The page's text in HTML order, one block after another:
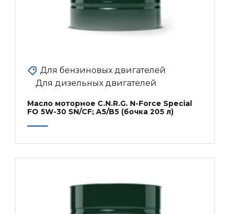
Для бензиновых двигателей
Для дизельных двигателей
Масло моторное C.N.R.G. N-Force Special
FO 5W-30 SN/CF; A5/B5 (бочка 205 л)